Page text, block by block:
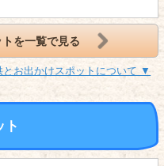
を一覧で見る
お出かけスポットについて ▼
ト